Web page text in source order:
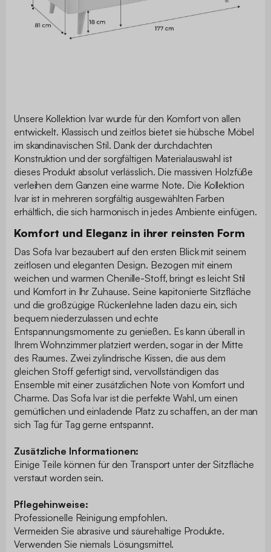
Unsere Kollektion Ivar wurde für den Komfort von allen
entwickelt. Klassisch und zeitlos bietet sie hübsche Möbel
im skandinavischen Stil. Dank der durchdachten
Konstruktion und der sorgfältigen Materialauswahl ist
dieses Produkt absolut verlässlich. Die massiven Holzfüße
verleihen dem Ganzen eine warme Note. Die Kollektion
Ivar ist in mehreren sorgfältig ausgewählten Farben
erhältlich, die sich harmonisch in jedes Ambiente einfügen.
Komfort und Eleganz in ihrer reinsten Form
Das Sofa Ivar bezaubert auf den ersten Blick mit seinem
zeitlosen und eleganten Design. Bezogen mit einem
weichen und warmen Chenille-Stoff, bringt es leicht Stil
und Komfort in Ihr Zuhause. Seine kapitonierte Sitzfläche
und die großzügige Rückenlehne laden dazu ein, sich
bequem niederzulassen und echte
Entspannungsmomente zu genießen. Es kann überall in
Ihrem Wohnzimmer platziert werden, sogar in der Mitte
des Raumes. Zwei zylindrische Kissen, die aus dem
gleichen Stoff gefertigt sind, vervollständigen das
Ensemble mit einer zusätzlichen Note von Komfort und
Charme. Das Sofa Ivar ist die perfekte Wahl, um einen
gemütlichen und einladende Platz zu schaffen, an der man
sich Tag für Tag gerne entspannt.
Zusätzliche Informationen:
Einige Teile können für den Transport unter der Sitzfläche
verstaut worden sein.
Pflegehinweise:
Professionelle Reinigung empfohlen.
Vermeiden Sie abrasive und säurehaltige Produkte.
Verwenden Sie niemals Lösungsmittel.